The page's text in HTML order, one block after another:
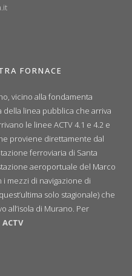
FORNACE
vicino alla fondamenta
della linea pubblica che arriva
le linee ACTV 4.1 e 4.2 e
proviene direttamente dal
ferroviaria di Santa
aeroportuale del Marco
i mezzi di navigazione di
solo stagionale) che
all’isola di Murano. Per
ACTV